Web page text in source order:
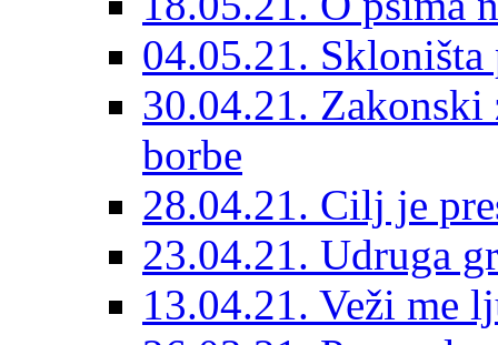
04.05.21.
30.04.21. Zakonski
borbe
28.04.21. Cilj je
23.04.21. Udruga
13.04.21. Veži me